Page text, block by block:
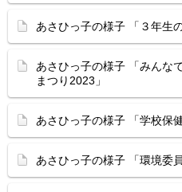
あさひっ子の様子 「３年生
あさひっ子の様子 「みんな
まつり2023」
あさひっ子の様子 「学校保
あさひっ子の様子 「環境委